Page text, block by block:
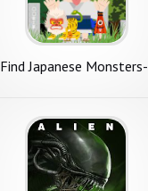
Find Japanese Monsters-